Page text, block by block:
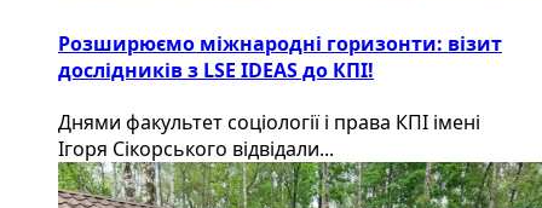
Розширюємо міжнародні горизонти: візит
дослідників з LSE IDEAS до КПІ!
Днями факультет соціології і права КПІ імені
Ігоря Сікорського відвідали...